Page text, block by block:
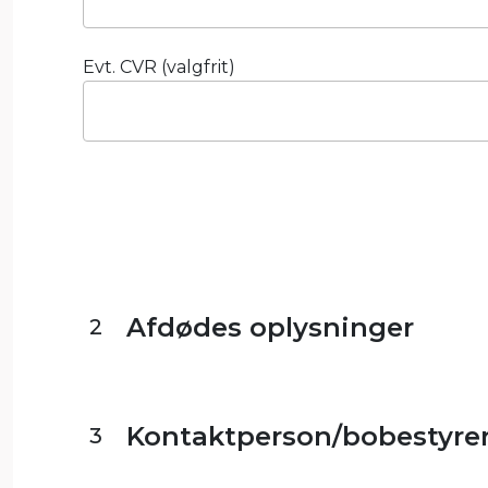
Evt. CVR (valgfrit)
2 Afdødes oplysninger
3 Kontaktperson/